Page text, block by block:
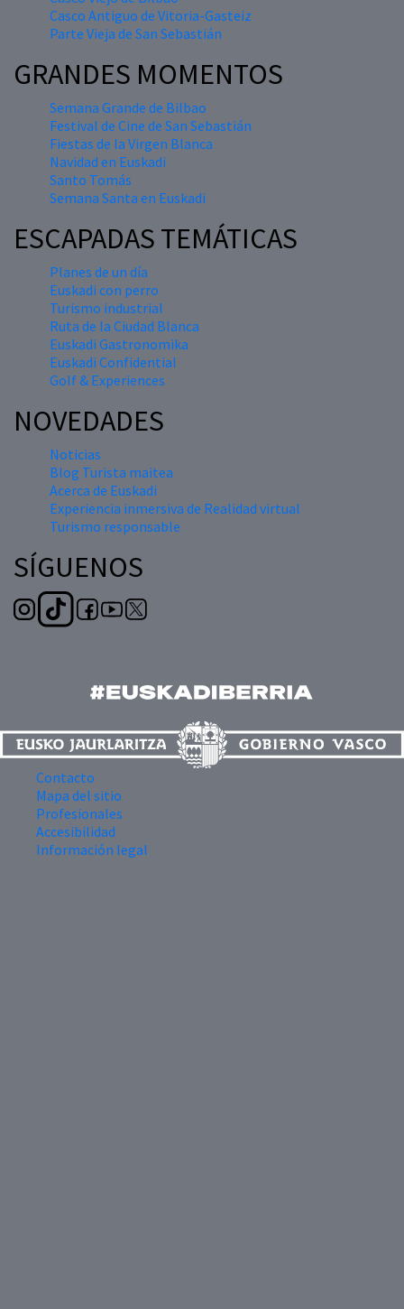
Casco Antiguo de Vitoria-Gasteiz
Parte Vieja de San Sebastián
GRANDES MOMENTOS
Semana Grande de Bilbao
Festival de Cine de San Sebastián
Fiestas de la Virgen Blanca
Navidad en Euskadi
Santo Tomás
Semana Santa en Euskadi
ESCAPADAS TEMÁTICAS
Planes de un día
Euskadi con perro
Turismo industrial
Ruta de la Ciudad Blanca
Euskadi Gastronomika
Euskadi Confidential
Golf & Experiences
NOVEDADES
Noticias
Blog Turista maitea
Acerca de Euskadi
Experiencia inmersiva de Realidad virtual
Turismo responsable
SÍGUENOS
Contacto
Mapa del sitio
Profesionales
Accesibilidad
Información legal